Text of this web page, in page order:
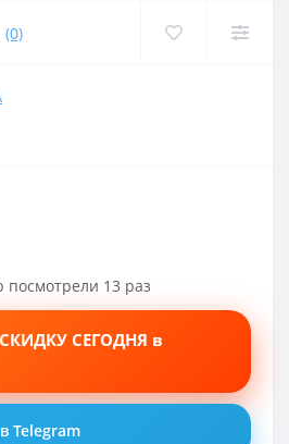
(0)
посмотрели 13 раз
СЕГОДНЯ в
Telegram